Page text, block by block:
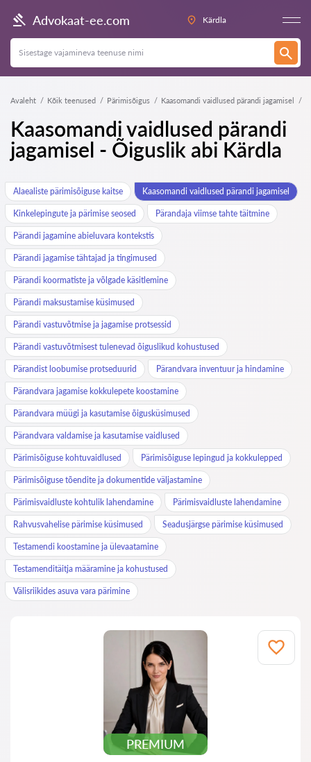
Advokaat-ee.com Kärdla
Avaleht Kõik teenused Pärimisõigus Kaasomandi vaidlused pärandi jagamisel
Kaasomandi vaidlused pärandi
jagamisel - Õiguslik abi Kärdla
Alaealiste pärimisõiguse kaitse Kaasomandi vaidlused pärandi jagamisel
Kinkelepingute ja pärimise seosed Pärandaja viimse tahte täitmine
Pärandi jagamine abieluvara kontekstis
Pärandi jagamise tähtajad ja tingimused
Pärandi koormatiste ja võlgade käsitlemine
Pärandi maksustamise küsimused
Pärandi vastuvõtmise ja jagamise protsessid
Pärandi vastuvõtmisest tulenevad õiguslikud kohustused
Pärandist loobumise protseduurid Pärandvara inventuur ja hindamine
Pärandvara jagamise kokkulepete koostamine
Pärandvara müügi ja kasutamise õigusküsimused
Pärandvara valdamise ja kasutamise vaidlused
Pärimisõiguse kohtuvaidlused Pärimisõiguse lepingud ja kokkulepped
Pärimisõiguse tõendite ja dokumentide väljastamine
Pärimisvaidluste kohtulik lahendamine Pärimisvaidluste lahendamine
Rahvusvahelise pärimise küsimused Seadusjärgse pärimise küsimused
Testamendi koostamine ja ülevaatamine
Testamenditäitja määramine ja kohustused
Välisriikides asuva vara pärimine
PREMIUM